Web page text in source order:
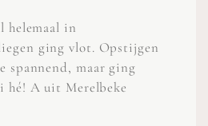
helemaal in
ging vlot. Opstijgen
spannend, maar ging
hé! A uit Merelbeke